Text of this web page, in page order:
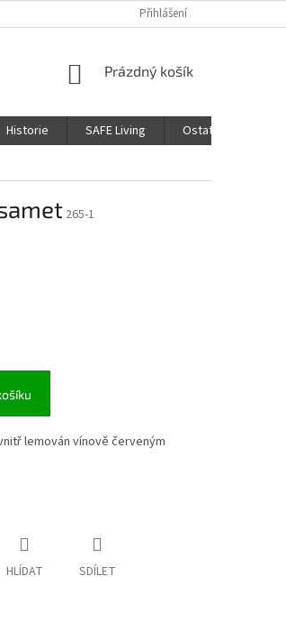
Přihlášení
NÁKUPNÍ
Prázdný košík
Historie SAFE Living Ostatní
265-1
lemován vínově červeným
HLÍDAT SDÍLET